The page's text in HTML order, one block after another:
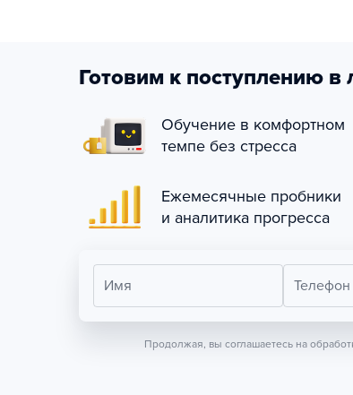
Готовим к поступлению
Обучение в комфортном
темпе без стресса
Ежемесячные пробники
и аналитика прогресса
Имя Телефон
Продолжая, вы соглашаетесь на